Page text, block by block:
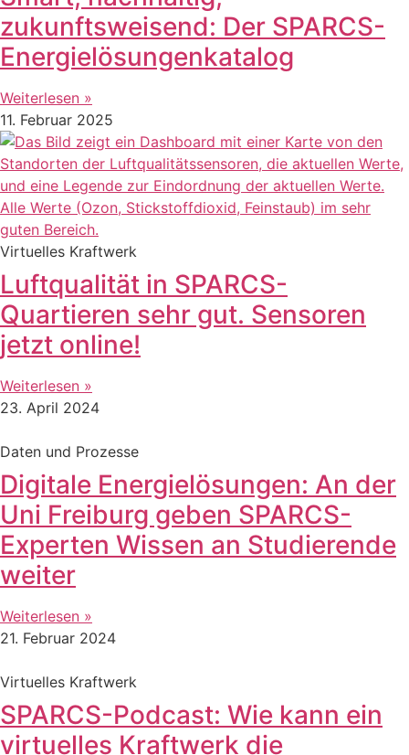
zukunftsweisend: Der SPARCS-
Energielösungenkatalog
Weiterlesen »
11. Februar 2025
Virtuelles Kraftwerk
Luftqualität in SPARCS-
Quartieren sehr gut. Sensoren
jetzt online!
Weiterlesen »
23. April 2024
Daten und Prozesse
Digitale Energielösungen: An der
Uni Freiburg geben SPARCS-
Experten Wissen an Studierende
weiter
Weiterlesen »
21. Februar 2024
Virtuelles Kraftwerk
SPARCS-Podcast: Wie kann ein
virtuelles Kraftwerk die